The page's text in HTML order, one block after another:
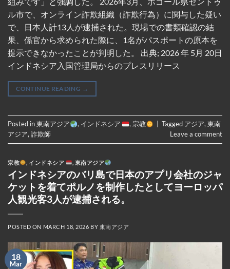
ル市で、オンライン詐欺組織（詐欺行為）に関与した疑い
で、日本人計13人が逮捕された。現場での書類確認の結
果、係官から求められた際に、1名がパスポートの原本を
提示できなかったことが判明した。 出典; 2026 年 5月 20日
インドネシア入国管理局からのプレスリリース
CONTINUE READING →
Posted in東南アジア , インドネシア ,宗教 Tagged アジア,東南
アジア,詐欺師 Leave a comment
宗教 インドネシア 東南アジア
インドネシアのバリ島で日本のアプリ会社のジャ
ケットを着てポルノを制作したとしてヨーロッパ
人観光客3人が逮捕される。
POSTED ON MARCH 18, 2026 BY 東南アジア
18
Mar